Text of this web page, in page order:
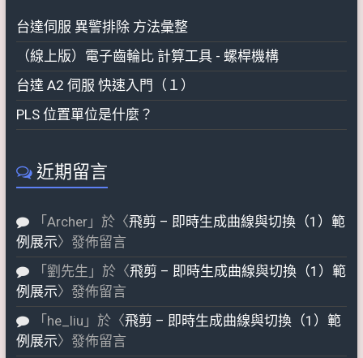
台達伺服 異警排除 方法彙整
（線上版）電子齒輪比 計算工具 - 螺桿機構
台達 A2 伺服 快速入門（１）
PLS 位置單位是什麼？
近期留言
「 Archer」於〈飛剪 – 即時生成曲線與切換（1）範
例展示〉發佈留言
「 劉先生 」於〈飛剪 – 即時生成曲線與切換（1）範
例展示〉發佈留言
「 he_liu 」於〈飛剪 – 即時生成曲線與切換（1）範
例展示〉發佈留言